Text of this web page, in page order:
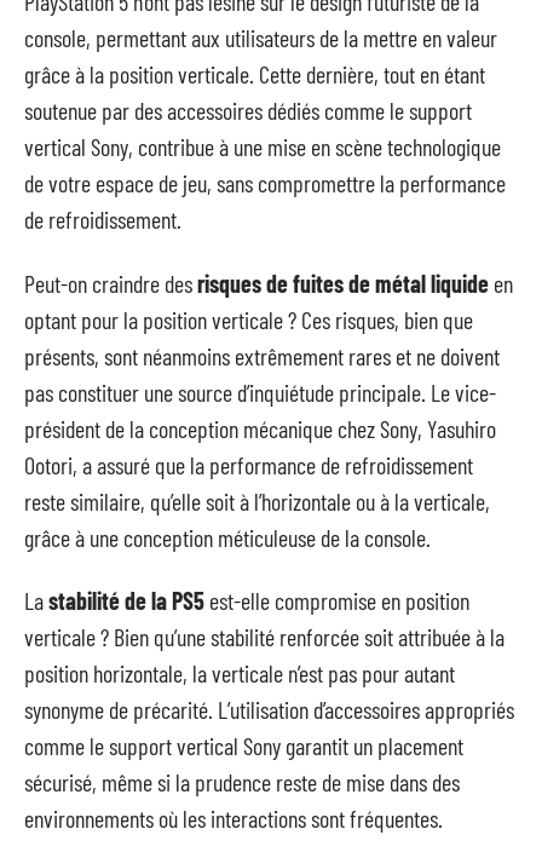
console, permettant aux utilisateurs de la mettre en valeur
grâce à la position verticale. Cette dernière, tout en étant
soutenue par des accessoires dédiés comme le support
vertical Sony, contribue à une mise en scène technologique
de votre espace de jeu, sans compromettre la performance
de refroidissement.
Peut-on craindre desrisques de fuites de métal liquide en
optant pour la position verticale ? Ces risques, bien que
présents, sont néanmoins extrêmement rares et ne doivent
pas constituer une source d’inquiétude principale. Le vice-
président de la conception mécanique chez Sony, Yasuhiro
Ootori, a assuré que la performance de refroidissement
reste similaire, qu’elle soit à l’horizontale ou à la verticale,
grâce à une conception méticuleuse de la console.
Lastabilité de la PS5 est-elle compromise en position
verticale ? Bien qu’une stabilité renforcée soit attribuée à la
position horizontale, la verticale n’est pas pour autant
synonyme de précarité. L’utilisation d’accessoires appropriés
comme le support vertical Sony garantit un placement
sécurisé, même si la prudence reste de mise dans des
environnements où les interactions sont fréquentes.